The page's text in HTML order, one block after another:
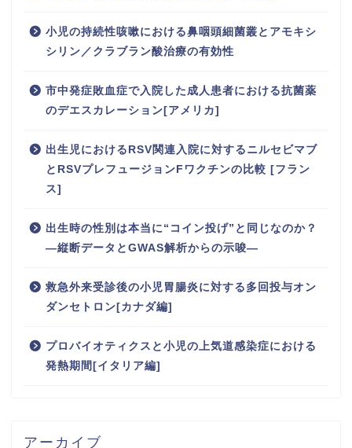
小児の持続性咳嗽における鼻咽頭細菌叢とアモキシ
シリン／クラブラン酸治療の有効性
市中発症敗血症で入院した成人患者における抗菌薬
のデエスカレーション[アメリカ]
出生児におけるRSV関連入院に対するニルセビマブ
とRSVプレフュージョンFワクチンの比較 [フラン
ス]
出生時の性別は本当に“コイン投げ”と同じなのか？
―縦断データとGWAS解析からの示唆―
救急外来受診後の小児胃腸炎に対する多回投与オン
ダンセトロン[カナダ編]
プロバイオティクスと小児の上気道感染症における
発熱期間[イタリア編]
アーカイブ